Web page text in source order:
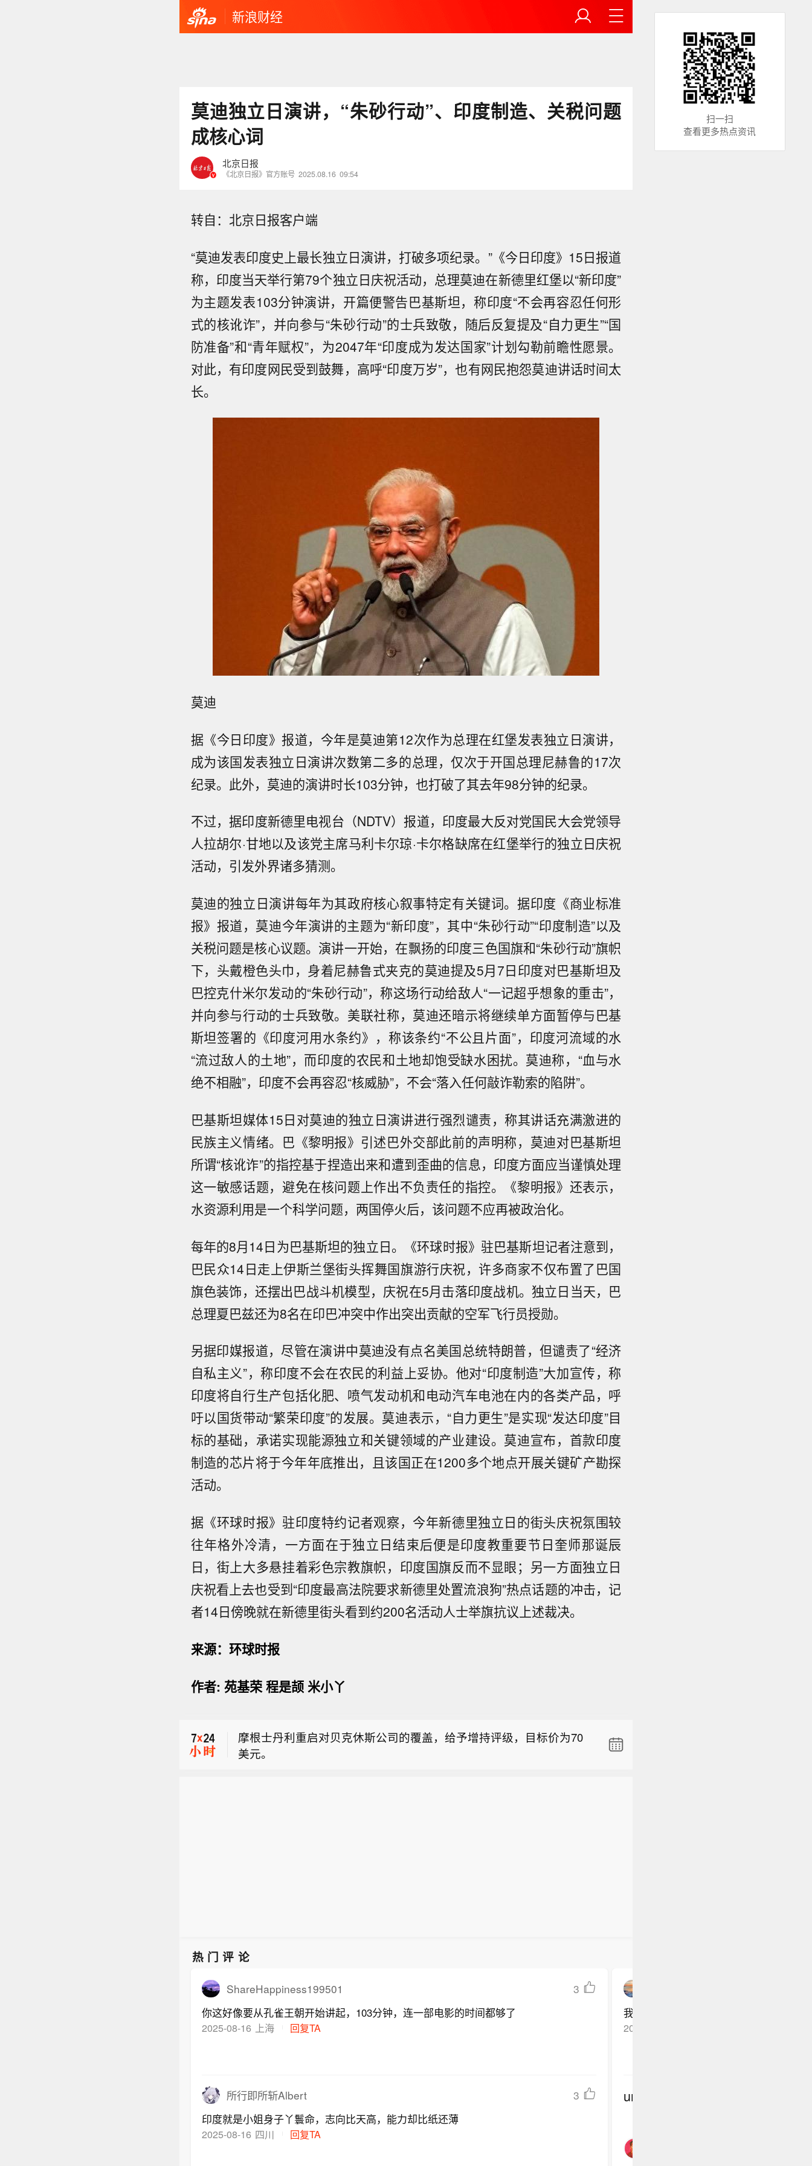
新浪财经
莫迪独立日演讲，“朱砂行动”、印度制造、关税问题
成核心词
北京日报
《北京日报》官方账号 2025.08.16 09:54
转自：北京日报客户端
“莫迪发表印度史上最长独立日演讲，打破多项纪录。”《今日印度》15日报道
称，印度当天举行第79个独立日庆祝活动，总理莫迪在新德里红堡以“新印度”
为主题发表103分钟演讲，开篇便警告巴基斯坦，称印度“不会再容忍任何形
式的核讹诈”，并向参与“朱砂行动”的士兵致敬，随后反复提及“自力更生”“国
防准备”和“青年赋权”，为2047年“印度成为发达国家”计划勾勒前瞻性愿景。
对此，有印度网民受到鼓舞，高呼“印度万岁”，也有网民抱怨莫迪讲话时间太
长。
莫迪
据《今日印度》报道，今年是莫迪第12次作为总理在红堡发表独立日演讲，
成为该国发表独立日演讲次数第二多的总理，仅次于开国总理尼赫鲁的17次
纪录。此外，莫迪的演讲时长103分钟，也打破了其去年98分钟的纪录。
不过，据印度新德里电视台（NDTV）报道，印度最大反对党国民大会党领导
人拉胡尔·甘地以及该党主席马利卡尔琼·卡尔格缺席在红堡举行的独立日庆祝
活动，引发外界诸多猜测。
莫迪的独立日演讲每年为其政府核心叙事特定有关键词。据印度《商业标准
报》报道，莫迪今年演讲的主题为“新印度”，其中“朱砂行动”“印度制造”以及
关税问题是核心议题。演讲一开始，在飘扬的印度三色国旗和“朱砂行动”旗帜
下，头戴橙色头巾，身着尼赫鲁式夹克的莫迪提及5月7日印度对巴基斯坦及
巴控克什米尔发动的“朱砂行动”，称这场行动给敌人“一记超乎想象的重击”，
并向参与行动的士兵致敬。美联社称，莫迪还暗示将继续单方面暂停与巴基
斯坦签署的《印度河用水条约》，称该条约“不公且片面”，印度河流域的水
“流过敌人的土地”，而印度的农民和土地却饱受缺水困扰。莫迪称，“血与水
绝不相融”，印度不会再容忍“核威胁”，不会“落入任何敲诈勒索的陷阱”。
巴基斯坦媒体15日对莫迪的独立日演讲进行强烈谴责，称其讲话充满激进的
民族主义情绪。巴《黎明报》引述巴外交部此前的声明称，莫迪对巴基斯坦
所谓“核讹诈”的指控基于捏造出来和遭到歪曲的信息，印度方面应当谨慎处理
这一敏感话题，避免在核问题上作出不负责任的指控。《黎明报》还表示，
水资源利用是一个科学问题，两国停火后，该问题不应再被政治化。
每年的8月14日为巴基斯坦的独立日。《环球时报》驻巴基斯坦记者注意到，
巴民众14日走上伊斯兰堡街头挥舞国旗游行庆祝，许多商家不仅布置了巴国
旗色装饰，还摆出巴战斗机模型，庆祝在5月击落印度战机。独立日当天，巴
总理夏巴兹还为8名在印巴冲突中作出突出贡献的空军飞行员授勋。
另据印媒报道，尽管在演讲中莫迪没有点名美国总统特朗普，但谴责了“经济
自私主义”，称印度不会在农民的利益上妥协。他对“印度制造”大加宣传，称
印度将自行生产包括化肥、喷气发动机和电动汽车电池在内的各类产品，呼
吁以国货带动“繁荣印度”的发展。莫迪表示，“自力更生”是实现“发达印度”目
标的基础，承诺实现能源独立和关键领域的产业建设。莫迪宣布，首款印度
制造的芯片将于今年年底推出，且该国正在1200多个地点开展关键矿产勘探
活动。
据《环球时报》驻印度特约记者观察，今年新德里独立日的街头庆祝氛围较
往年格外冷清，一方面在于独立日结束后便是印度教重要节日奎师那诞辰
日，街上大多悬挂着彩色宗教旗帜，印度国旗反而不显眼；另一方面独立日
庆祝看上去也受到“印度最高法院要求新德里处置流浪狗”热点话题的冲击，记
者14日傍晚就在新德里街头看到约200名活动人士举旗抗议上述裁决。
来源：环球时报
作者: 苑基荣 程是颉 米小丫
7%。受期螺冲高回落影响，现货价格基本持稳，成交下滑。预计明日
摩根士丹利重启对贝克休斯公司的覆盖，给予增持评级，目标价为70
美元。
热门评论
ShareHappiness199501
3
你这好像要从孔雀王朝开始讲起，103分钟，连一部电影的时间都够了
2025-08-16 上海 回复TA
所行即所斩Albert
3
印度就是小姐身子丫鬟命，志向比天高，能力却比纸还薄
2025-08-16 四川 回复TA
我相信你们，三哥，加油！一千年或许
2025-08-16
undefined
扫一扫
查看更多热点资讯